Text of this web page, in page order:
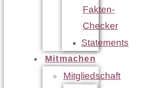
Fakten-
Checker
Statements
Mitmachen
Mitgliedschaft